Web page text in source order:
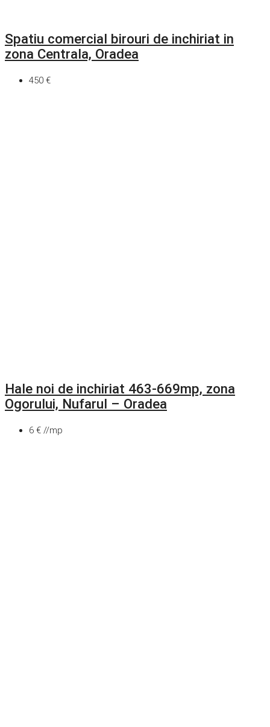
Spatiu comercial birouri de inchiriat in
zona Centrala, Oradea
450 €
Hale noi de inchiriat 463-669mp, zona
Ogorului, Nufarul – Oradea
6 € //mp